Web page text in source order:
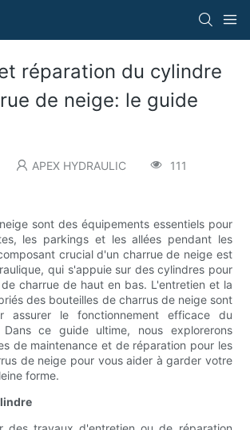
réparation du cylindre
de neige: le guide
APEX HYDRAULIC 111
sont des équipements essentiels pour
les parkings et les allées pendant les
crucial d'un charrue de neige est
qui s'appuie sur des cylindres pour
charrue de haut en bas. L'entretien et la
des bouteilles de charrus de neige sont
assurer le fonctionnement efficace du
Dans ce guide ultime, nous explorerons
de maintenance et de réparation pour les
de neige pour vous aider à garder votre
forme.